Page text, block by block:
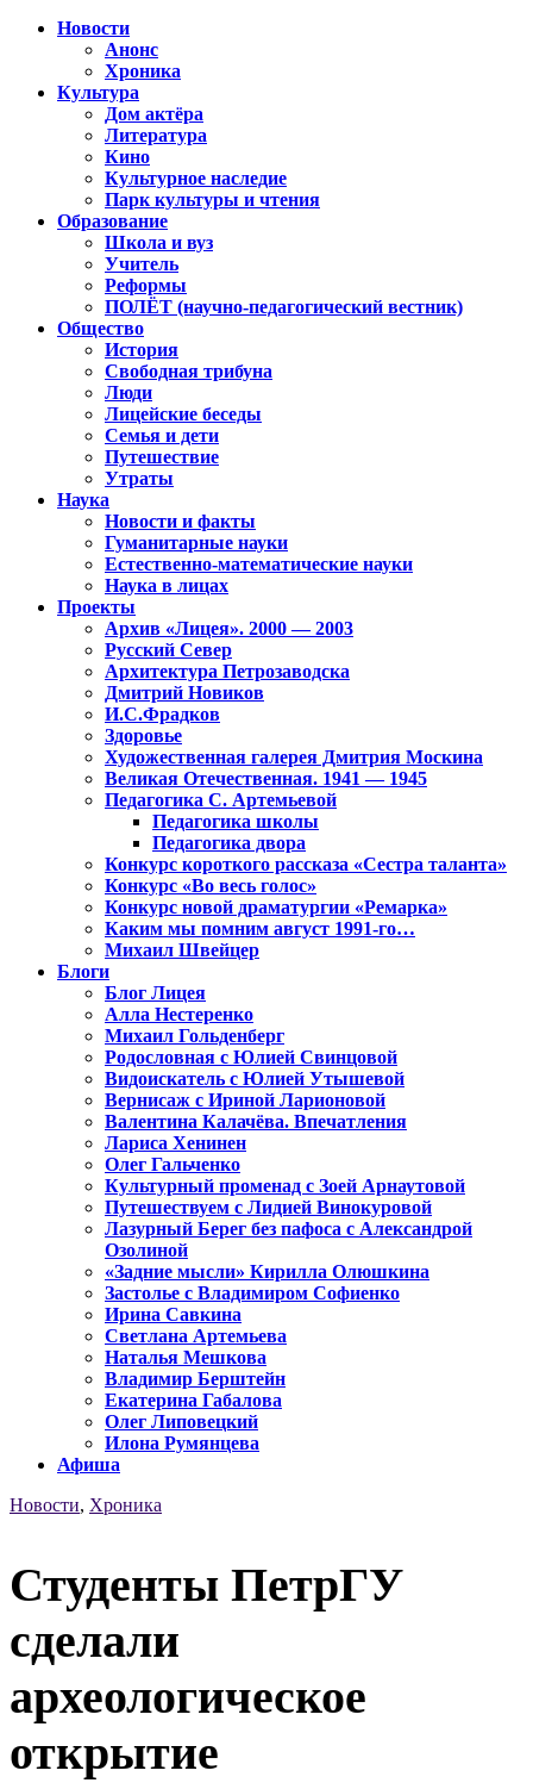
Новости
Анонс
Хроника
Культура
Дом актёра
Литература
Кино
Культурное наследие
Парк культуры и чтения
Образование
Школа и вуз
Учитель
Реформы
ПОЛЁТ (научно-педагогический вестник)
Общество
История
Свободная трибуна
Люди
Лицейские беседы
Семья и дети
Путешествие
Утраты
Наука
Новости и факты
Гуманитарные науки
Естественно-математические науки
Наука в лицах
Проекты
Архив «Лицея». 2000 — 2003
Русский Север
Архитектура Петрозаводска
Дмитрий Новиков
И.С.Фрадков
Здоровье
Художественная галерея Дмитрия Москина
Великая Отечественная. 1941 — 1945
Педагогика С. Артемьевой
Педагогика школы
Педагогика двора
Конкурс короткого рассказа «Сестра таланта»
Конкурс «Во весь голос»
Конкурс новой драматургии «Ремарка»
Каким мы помним август 1991-го…
Михаил Швейцер
Блоги
Блог Лицея
Алла Нестеренко
Михаил Гольденберг
Родословная с Юлией Свинцовой
Видоискатель с Юлией Утышевой
Вернисаж с Ириной Ларионовой
Валентина Калачёва. Впечатления
Лариса Хенинен
Олег Гальченко
Культурный променад с Зоей Арнаутовой
Путешествуем с Лидией Винокуровой
Лазурный Берег без пафоса с Александрой
Озолиной
«Задние мысли» Кирилла Олюшкина
Застолье с Владимиром Софиенко
Ирина Савкина
Светлана Артемьева
Наталья Мешкова
Владимир Берштейн
Екатерина Габалова
Олег Липовецкий
Илона Румянцева
Афиша
Новости, Хроника
Студенты ПетрГУ
сделали
археологическое
открытие